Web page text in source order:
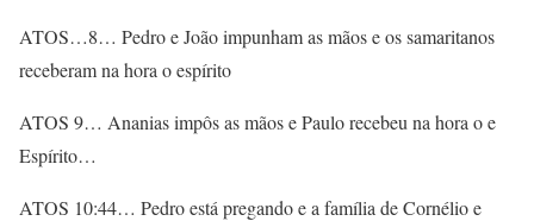
ATOS…8… Pedro e João impunham as mãos e os samaritanos
receberam na hora o espírito
ATOS 9… Ananias impôs as mãos e Paulo recebeu na hora o e
Espírito…
ATOS 10:44… Pedro está pregando e a família de Cornélio e